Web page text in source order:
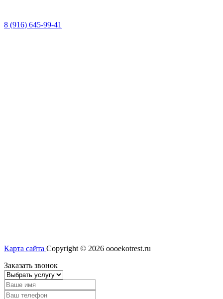
8 (916) 645-99-41
Карта сайта Copyright © 2026 oooekotrest.ru
Заказать звонок